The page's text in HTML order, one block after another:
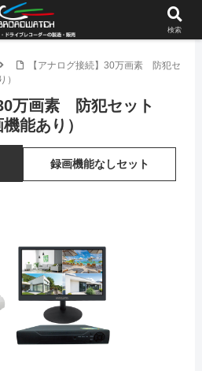
【アナログ接続】30万画素 防犯セ
）
万画素 防犯セット
能あり）
録画機能なしセット
検索